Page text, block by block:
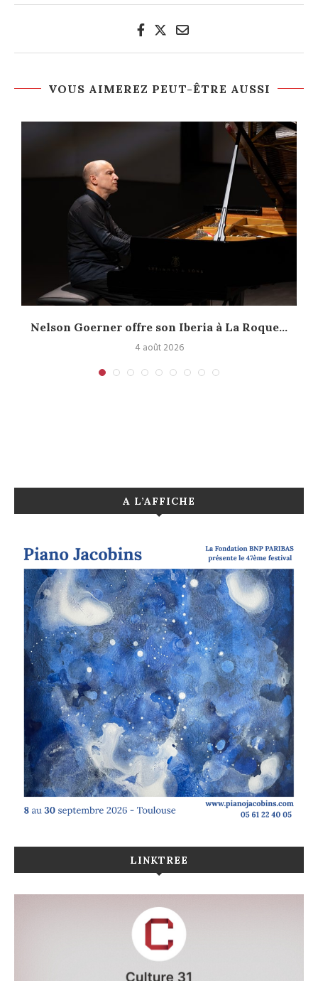
VOUS AIMEREZ PEUT-ÊTRE AUSSI
Nelson Goerner offre son Iberia à La Roque...
4 août 2026
A L’AFFICHE
LINKTREE